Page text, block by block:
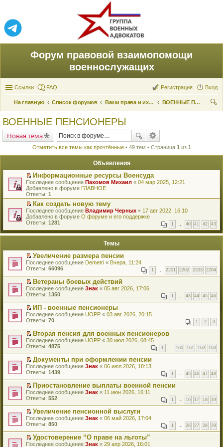
Форум правовой взаимопомощи
военнослужащих
Ссылки FAQ Вход
Регистрация
На главную Список форумов Ваши права и их реализация
ВОЕННЫЕ ПЕНСИОНЕРЫ
ВОЕННЫЕ ПЕНСИОНЕРЫ
Новая тема
Отметить все темы как прочтённые• 49 тем • Страница 1 из 1
Объявления
П
е
р
е
й
т
и
к
е
о
м
у
н
е
п
р
о
и
т
а
н
н
о
м
у
с
о
о
б
е
н
и
ю
Информационные ресурсы Военсуда
Последнее сообщение Пахомов Михаил « 04 мар 2025, 12:21
Добавлено в форуме ГЛАВНОЕ
Ответы: 1
П
е
р
й
к
п
е
р
в
о
м
у
е
п
р
о
ч
и
т
а
н
н
о
м
с
о
о
б
щ
е
н
и
ю
Как создать новую тему
Последнее сообщение Владимир Черных « 17 авг 2022, 16:10
Добавлено в форуме О форуме и его поддержке
Ответы: 1281 1 … 40 41 42 43
Темы
П
е
е
й
т
и
к
п
е
р
в
о
м
у
е
п
р
о
ч
и
т
а
н
н
о
м
с
о
Увеличение размера пенсии
Последнее сообщение Demetri « Вчера, 11:24
Ответы: 66096 1 … 2201 2202 2203 2204
П
е
е
й
т
и
к
п
е
р
в
о
м
у
е
п
р
о
ч
и
т
а
н
н
о
Ветераны боевых действий
Последнее сообщение Знак « 05 авг 2026, 17:06
Ответы: 1350 1 … 43 44 45 46
П
е
е
й
т
и
к
п
е
р
в
о
м
у
е
п
р
о
ч
и
т
ИП - военные пенсионеры
Последнее сообщение UOPP « 03 авг 2026, 20:15
Ответы: 70 1 2 3
П
е
е
й
т
и
к
п
е
р
в
о
м
у
е
п
Вторая пенсия для военных пенсионеров
Последнее сообщение UOPP « 30 июл 2026, 08:45
Ответы: 4875 1 … 160 161 162 163
П
е
е
й
т
и
к
п
е
р
в
о
м
Документы при оформлении пенсии
Последнее сообщение Знак « 06 июл 2026, 18:13
Ответы: 1439 1 … 45 46 47 48
П
е
е
й
т
и
к
п
е
Приостановление выплаты военной пенсии
Последнее сообщение Знак « 11 июн 2026, 16:11
Ответы: 552 1 … 16 17 18 19
П
е
е
й
Увеличение пенсионной выслуги
Последнее сообщение Знак « 06 май 2026, 17:04
Ответы: 850 1 … 26 27 28 29
П
Удостоверение “О праве на льготы”
Последнее сообщение Знак « 29 апр 2026, 16:01